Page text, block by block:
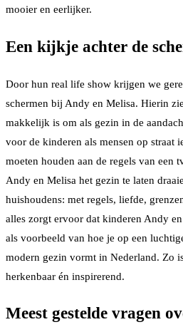
mooier en eerlijker.
Een kijkje achter de
Door hun real life show krijgen we
schermen bij Andy en Melisa. Hierin
makkelijk is om als gezin in de
voor de kinderen als mensen op straat
moeten houden aan de regels van een
Andy en Melisa het gezin te laten
huishoudens: met regels, liefde,
alles zorgt ervoor dat kinderen Andy
als voorbeeld van hoe je op een
modern gezin vormt in Nederland. Zo
herkenbaar én inspirerend.
Meest gestelde vragen